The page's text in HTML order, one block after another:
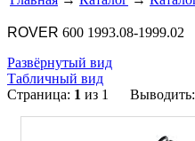
ROVER 600 1993.08-1999.02
Развёрнутый вид
Табличный вид
Страница: 1 из 1 Выводить: